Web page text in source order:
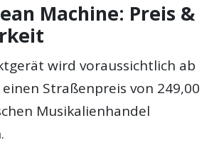
Machine: Preis &
wird voraussichtlich ab
Straßenpreis von 249,00
Musikalienhandel